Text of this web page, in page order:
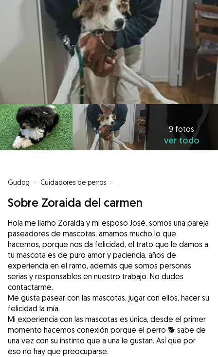
9 fotos
ver todo
Gudog » Cuidadores de perros »
Sobre Zoraida del carmen
Hola me llamo Zoraida y mi esposo José, somos una pareja
paseadores de mascotas, amamos mucho lo que
hacemos, porque nos da felicidad, el trato que le damos a
tu mascota es de puro amor y paciencia, años de
experiencia en el ramo, además que somos personas
serias y responsables en nuestro trabajo. No dudes
contactarme.
Me gusta pasear con las mascotas, jugar con ellos, hacer su
felicidad la mía.
Mi experiencia con las mascotas es única, desde el primer
momento hacemos conexión porque el perro 🐕 sabe de
una vez con su instinto que a una le gustan. Así que por
eso no hay que preocuparse.